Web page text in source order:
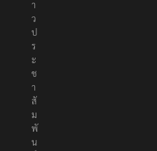
ง
ข่
า
ว
ป
ร
ะ
ช
า
สั
ม